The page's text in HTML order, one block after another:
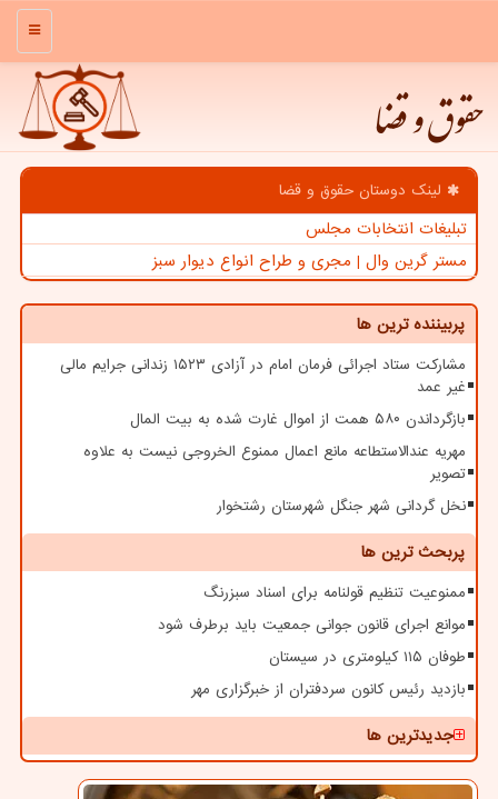
منو
حقوق و قضا
لینک دوستان حقوق و قضا
تبلیغات انتخابات مجلس
مستر گرین وال | مجری و طراح انواع دیوار سبز
پربیننده ترین ها
مشارکت ستاد اجرائی فرمان امام در آزادی ۱۵۲۳ زندانی جرایم مالی
غیر عمد
بازگرداندن ۵۸۰ همت از اموال غارت شده به بیت المال
مهریه عندالاستطاعه مانع اعمال ممنوع الخروجی نیست به علاوه
تصویر
نخل گردانی شهر جنگل شهرستان رشتخوار
پربحث ترین ها
ممنوعیت تنظیم قولنامه برای اسناد سبزرنگ
موانع اجرای قانون جوانی جمعیت باید برطرف شود
طوفان ۱۱۵ کیلومتری در سیستان
بازدید رئیس کانون سردفتران از خبرگزاری مهر
جدیدترین ها